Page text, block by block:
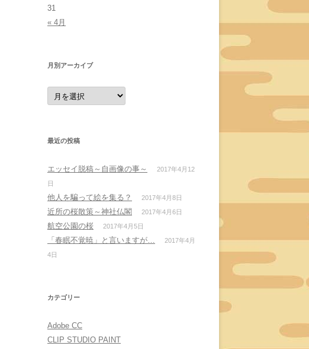
31
« 4月
月別アーカイブ
月
別
ア
ブ
最近の投稿
エッセイ脱稿～自画像の事～
2017年4月12
日
他人を騙って絵を集る？ 2017年4月8日
近所の桜散策～神社仏閣 2017年4月6日
航空公園の桜 2017年4月5日
「春眠不覚暁」と言いますが…
2017年4月
4日
カテゴリー
Adobe CC
CLIP STUDIO PAINT